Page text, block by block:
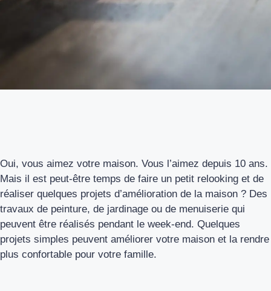
Oui, vous aimez votre maison. Vous l’aimez depuis 10 ans.
Mais il est peut-être temps de faire un petit relooking et de
réaliser quelques projets d’amélioration de la maison ? Des
travaux de peinture, de jardinage ou de menuiserie qui
peuvent être réalisés pendant le week-end. Quelques
projets simples peuvent améliorer votre maison et la rendre
plus confortable pour votre famille.